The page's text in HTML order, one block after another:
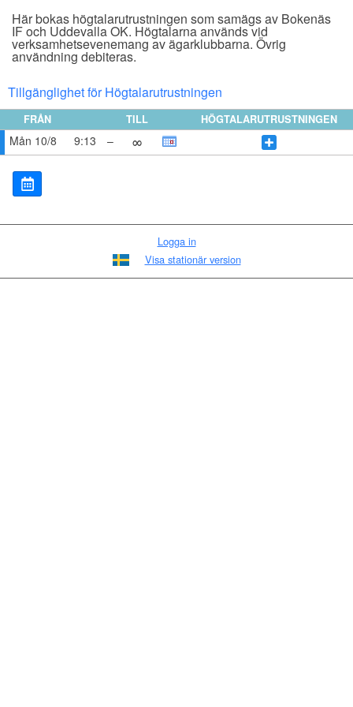
Här bokas högtalarutrustningen som samägs av Bokenäs
IF och Uddevalla OK. Högtalarna används vid
verksamhetsevenemang av ägarklubbarna. Övrig
användning debiteras.
Tillgänglighet för Högtalarutrustningen
FRÅN TILL HÖGTALARUTRUSTNINGEN
Mån 10/8 9:13 – ∞
Logga in
Visa stationär version